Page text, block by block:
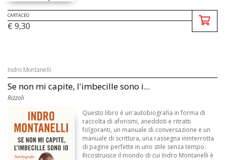
CARTACEO
€ 9,30
Indro Montanelli
Se non mi capite, l'imbecille sono i...
Rizzoli
Questo libro è un'autobiografia in forma di
raccolta di aforismi, aneddoti e ritratti
folgoranti, un manuale di conversazione e un
manuale di scrittura, una rassegna ininterrotta
di pagine perfette in uno stile senza tempo.
Ricostruisce il mondo di cui Indro Montanelli è